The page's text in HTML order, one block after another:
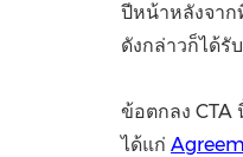
ปีหน้าหลังจาก
ดังกล่าวก็ได้รั
ข้อตกลง CTA
ได้แก่